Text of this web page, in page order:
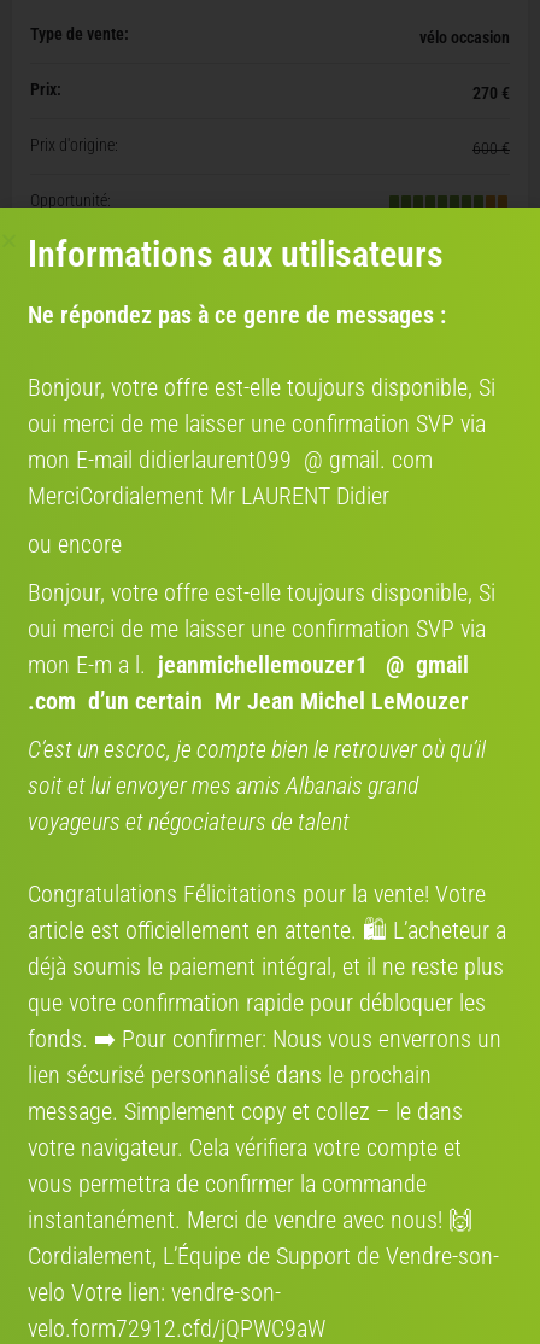
Type de vente: vélo occasion
Prix: 270 €
Prix d'origine: 600 €
Opportunité:
Document(s) disponible(s): aucun document de propriété
ORGANISEZ VOTRE LIVRAISON EN QUELQUES
CLICS
L'EUROPE
Bénéficiez de 12 % avec le code
promo " VENDRE12 "
Confiez le transport de votre vélo à des spécialistes,
un service économique et fiable aussi pour les
particuliers. Bénéficiez d’une expertise
Europe.
COCOLIS, TRANSPORT ENTRE
PARTICULIER EN FRANCE
vente de vélo aussi fluide que possible entre
particuliers. Grâce à notre partenariat avec Cocolis,
nous vous proposons une solution de livraison
pratique, économique et respectueuse de
l’environnement.
Où se situe le vélo
Adresse: 3128 Avenue des Moulins, 34080 Montpellier, France
Voir sur la carte
Informations aux utilisateurs
Ne répondez pas à ce genre de messages :
Bonjour, votre offre est-elle toujours disponible, Si
oui merci de me laisser une confirmation SVP via
mon E-mail didierlaurent099 @ gmail. com
MerciCordialement Mr LAURENT Didier
ou encore
Bonjour, votre offre est-elle toujours disponible, Si
oui merci de me laisser une confirmation SVP via
mon E-m a l. jeanmichellemouzer1 @ gmail
.com d’un certain Mr Jean Michel LeMouzer
C’est un escroc, je compte bien le retrouver où qu’il
soit et lui envoyer mes amis Albanais grand
voyageurs et négociateurs de talent
Congratulations Félicitations pour la vente! Votre
article est officiellement en attente. 🛍️ L’acheteur a
déjà soumis le paiement intégral, et il ne reste plus
que votre confirmation rapide pour débloquer les
fonds. ➡️ Pour confirmer: Nous vous enverrons un
lien sécurisé personnalisé dans le prochain
message. Simplement сору et collez – le dans
votre navigateur. Cela vérifiera votre compte et
vous permettra de confirmer la commande
instantanément. Merci de vendre avec nous! 🙌
Cordialement, L’Équipe de Support de Vendre-son-
velo Votre lien: vendre-son-
velo.form72912.cfd/jQPWC9aW